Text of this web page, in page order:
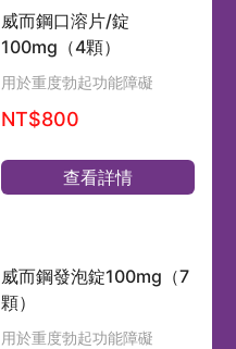
威而鋼口溶片/錠
100mg（4顆）
用於重度勃起功能障礙
NT$800
查看詳情
威而鋼發泡錠100mg（7
顆）
用於重度勃起功能障礙